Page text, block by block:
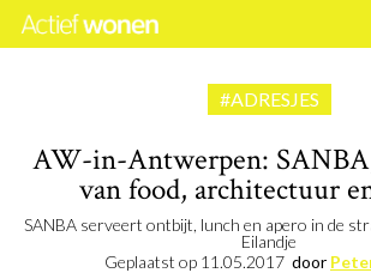
#ADRESJES
AW-in-Antwerpen:
van food, architectuur
SANBA serveert ontbijt, lunch en apero in de
Eilandje
Geplaatst op 11.05.2017 door